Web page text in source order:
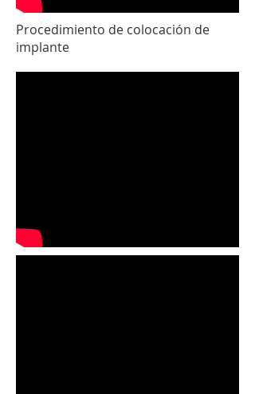
Procedimiento de colocación de
implante